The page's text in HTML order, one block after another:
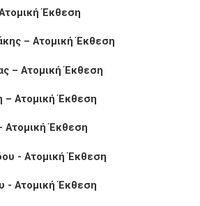
Έκθεση
– Ατομική Έκθεση
– Ατομική Έκθεση
– Ατομική Έκθεση
Ατομική Έκθεση
- Ατομική Έκθεση
- Ατομική Έκθεση